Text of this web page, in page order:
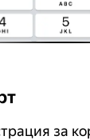
за